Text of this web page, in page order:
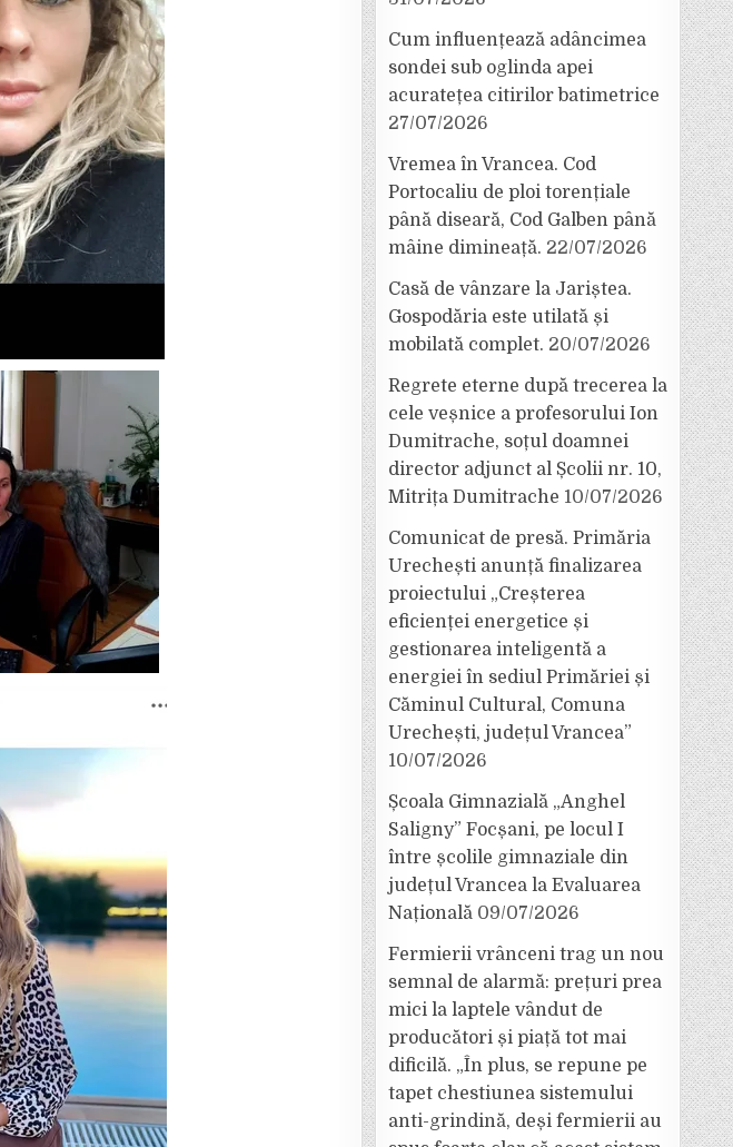
Cum influențează adâncimea
sondei sub oglinda apei
acuratețea citirilor batimetrice
27/07/2026
Vremea în Vrancea. Cod
Portocaliu de ploi torențiale
până diseară, Cod Galben până
mâine dimineață. 22/07/2026
Casă de vânzare la Jariștea.
Gospodăria este utilată și
mobilată complet. 20/07/2026
Regrete eterne după trecerea la
cele veșnice a profesorului Ion
Dumitrache, soțul doamnei
director adjunct al Școlii nr. 10,
Mitrița Dumitrache 10/07/2026
Comunicat de presă. Primăria
Urechești anunță finalizarea
proiectului „Creșterea
eficienței energetice și
gestionarea inteligentă a
energiei în sediul Primăriei și
Căminul Cultural, Comuna
Urechești, județul Vrancea”
10/07/2026
Școala Gimnazială „Anghel
Saligny” Focșani, pe locul I
între școlile gimnaziale din
județul Vrancea la Evaluarea
Națională 09/07/2026
Fermierii vrânceni trag un nou
semnal de alarmă: prețuri prea
mici la laptele vândut de
producători și piață tot mai
dificilă. „În plus, se repune pe
tapet chestiunea sistemului
anti-grindină, deși fermierii au